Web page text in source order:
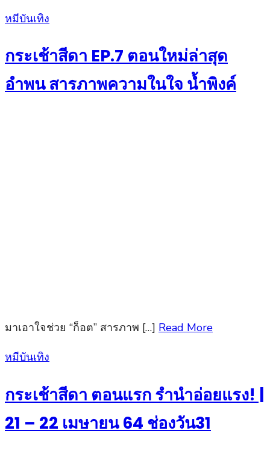
Posted
หมีบันเทิง
กระเช้าสีดา EP.7 ตอนใหม่ล่าสุด
อำพน สารภาพความในใจ น้ำพิงค์
มาเอาใจช่วย “ก็อต” สารภาพ […] Read More
Posted
หมีบันเทิง
กระเช้าสีดา ตอนแรก รำนำอ่อยแรง! |
21 – 22 เมษายน 64 ช่องวัน31